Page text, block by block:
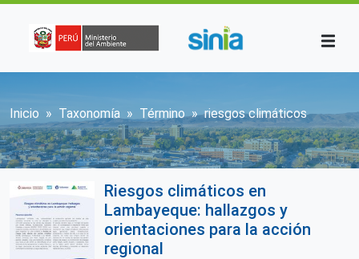
Sobrescribir enlaces de ayuda a la
Inicio Taxonomía Término riesgos climáticos
Riesgos climáticos en
Lambayeque: hallazgos y
orientaciones para la acción
regional